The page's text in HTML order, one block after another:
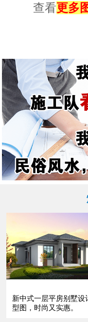
查看更多
新中式一层平房别墅设
型图，时尚又实惠。